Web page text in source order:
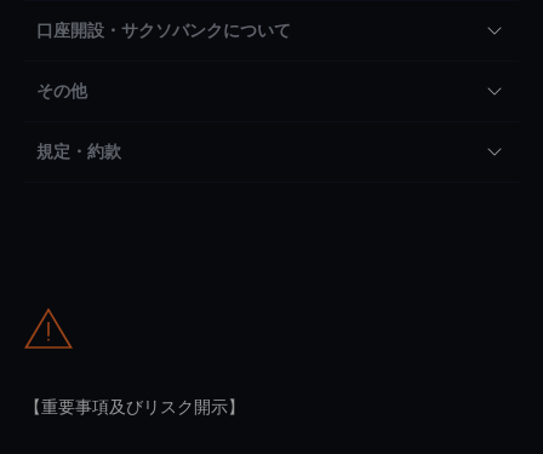
口座開設・サクソバンクについて
その他
規定・約款
【重要事項及びリスク開示】